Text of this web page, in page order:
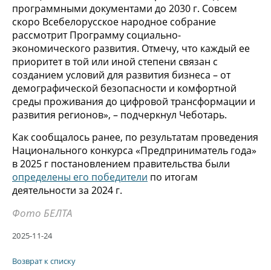
программными документами до 2030 г. Совсем
скоро Всебелорусское народное собрание
рассмотрит Программу социально-
экономического развития. Отмечу, что каждый ее
приоритет в той или иной степени связан с
созданием условий для развития бизнеса – от
демографической безопасности и комфортной
среды проживания до цифровой трансформации и
развития регионов», – подчеркнул Чеботарь.
Как сообщалось ранее, по результатам проведения
Национального конкурса «Предприниматель года»
в 2025 г постановлением правительства были
определены его победители по итогам
деятельности за 2024 г.
Фото БЕЛТА
2025-11-24
Возврат к списку